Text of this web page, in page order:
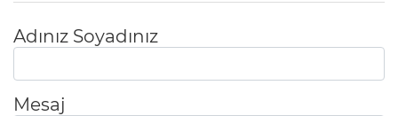
Adınız Soyadınız
Mesaj